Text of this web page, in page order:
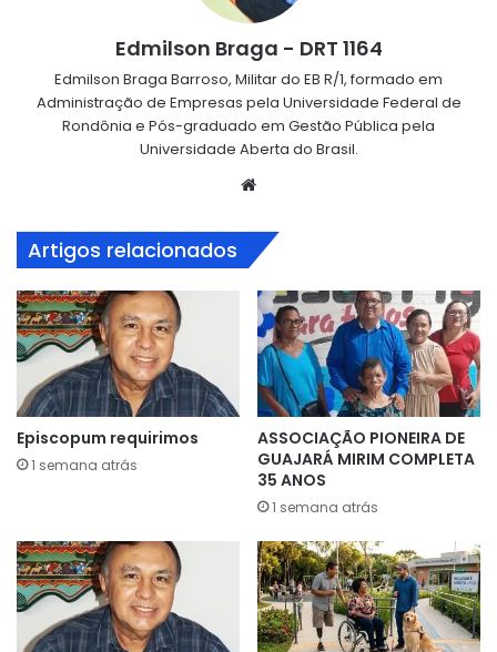
Edmilson Braga - DRT 1164
Edmilson Braga Barroso, Militar do EB R/1, formado em
Administração de Empresas pela Universidade Federal de
Rondônia e Pós-graduado em Gestão Pública pela
Universidade Aberta do Brasil.
Artigos relacionados
Episcopum requirimos
1 semana atrás
ASSOCIAÇÃO PIONEIRA DE
GUAJARÁ MIRIM COMPLETA
35 ANOS
1 semana atrás